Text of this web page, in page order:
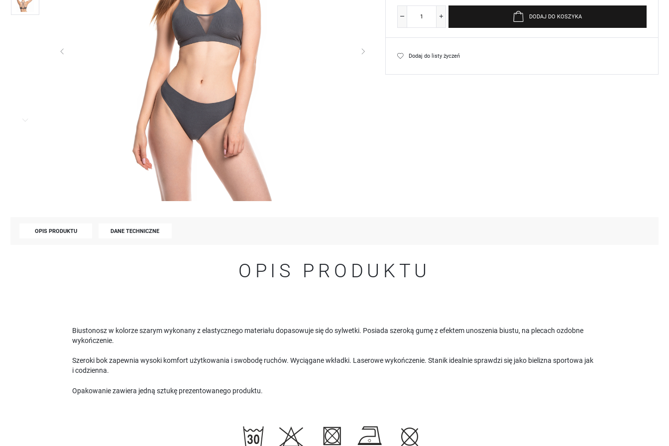
DODAJ DO KOSZYKA
Dodaj do listy życzeń
OPIS PRODUKTU DANE TECHNICZNE
OPIS PRODUKTU
Biustonosz w kolorze szarym wykonany z elastycznego materiału dopasowuje się do sylwetki. Posiada szeroką gumę z efektem unoszenia biustu, na plecach ozdobne
wykończenie.
Szeroki bok zapewnia wysoki komfort użytkowania i swobodę ruchów. Wyciągane wkładki. Laserowe wykończenie. Stanik idealnie sprawdzi się jako bielizna sportowa jak
i codzienna.
Opakowanie zawiera jedną sztukę prezentowanego produktu.
USTAWIENIA
wszystkie. W dowolnym momencie możesz dokonać zmiany swoich ustawień.
USTAWIENIA REGIONALNE